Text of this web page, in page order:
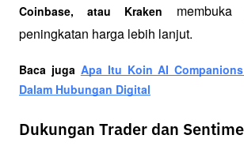
Coinbase, atau Kraken
membuka
peningkatan harga lebih lanjut.
Baca juga Apa Itu Koin AI
Dalam Hubungan Digital
Dukungan Trader dan